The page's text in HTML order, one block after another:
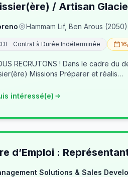
/ Artisan
Hammam Lif, Ben Arous (2050)
- Contrat à Durée Indéterminée
du développement de notre activité, nous recherchons des professionnels passionnés pour rejoindre notre équipe. 👨‍🍳
Missions Préparer et réalis…
intéressé(e)
d’Emploi :
Solutions & Sales